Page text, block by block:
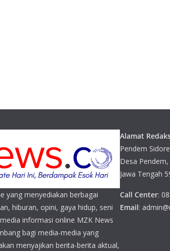
yang menyediakan berbagai
hiburan, opini, gaya hidup, seni
informasi online MZK News
bagi media-media yang
menyajikan berita-berita aktual,
Alamat
Pendem
Desa
Jawa Tengah
Call Center:
Email: